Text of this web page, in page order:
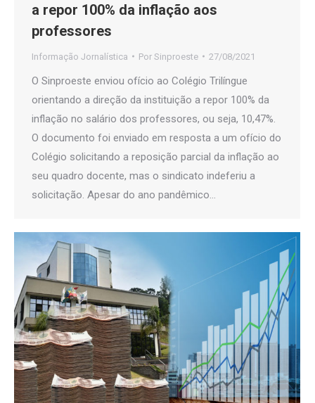
a repor 100% da inflação aos
professores
Informação Jornalística Por Sinproeste 27/08/2021
O Sinproeste enviou ofício ao Colégio Trilíngue
orientando a direção da instituição a repor 100% da
inflação no salário dos professores, ou seja, 10,47%.
O documento foi enviado em resposta a um ofício do
Colégio solicitando a reposição parcial da inflação ao
seu quadro docente, mas o sindicato indeferiu a
solicitação. Apesar do ano pandêmico…